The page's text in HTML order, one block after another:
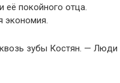
её покойного отца.
экономия.
зубы Костян. — Люди